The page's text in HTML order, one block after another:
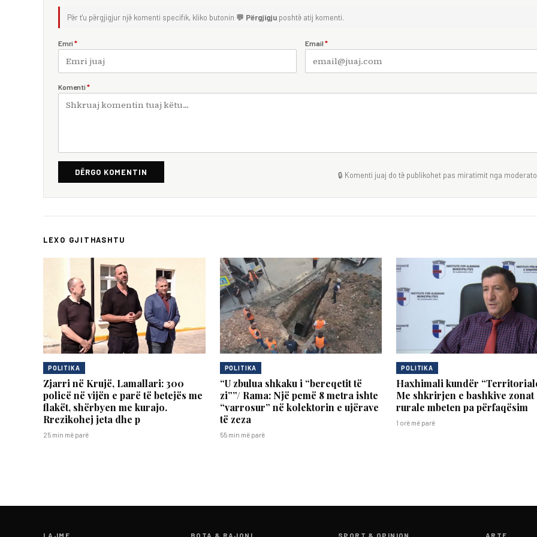
Për t'u përgjigjur një komenti specifik, kliko butonin 💬 Përgjigju poshtë atij komenti.
Emri * Email *
Komenti *
DËRGO KOMENTIN 🔒 Komenti juaj do të publikohet pas miratimit nga
LEXO GJITHASHTU
POLITIKA
Zjarri në Krujë, Lamallari: 300
policë në vijën e parë të betejës me
flakët, shërbyen me kurajo.
Rrezikohej jeta dhe p
25 min më parë
POLITIKA
“U zbulua shkaku i “bereqetit të
zi””/ Rama: Një pemë 8 metra ishte
“varrosur” në kolektorin e ujërave
të zeza
55 min më parë
POLITIKA
Haxhimali kundër
Me shkrirjen e bashkive zonat
rurale mbeten pa përfaqësim
1 orë më parë